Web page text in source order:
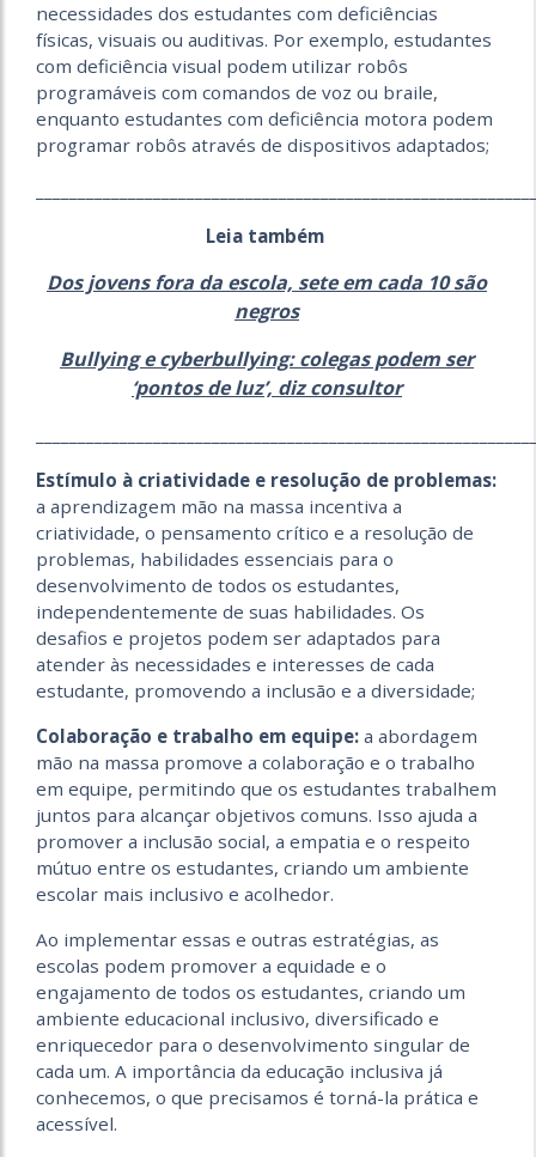
necessidades dos estudantes com deficiências
físicas, visuais ou auditivas. Por exemplo, estudantes
com deficiência visual podem utilizar robôs
programáveis com comandos de voz ou braile,
enquanto estudantes com deficiência motora podem
programar robôs através de dispositivos adaptados;
Leia também
Dos jovens fora da escola, sete em cada 10 são
negros
Bullying e cyberbullying: colegas podem ser
‘pontos de luz’, diz consultor
Estímulo à criatividade e resolução de problemas:
a aprendizagem mão na massa incentiva a
criatividade, o pensamento crítico e a resolução de
problemas, habilidades essenciais para o
desenvolvimento de todos os estudantes,
independentemente de suas habilidades. Os
desafios e projetos podem ser adaptados para
atender às necessidades e interesses de cada
estudante, promovendo a inclusão e a diversidade;
Colaboração e trabalho em equipe: a abordagem
mão na massa promove a colaboração e o trabalho
em equipe, permitindo que os estudantes trabalhem
juntos para alcançar objetivos comuns. Isso ajuda a
promover a inclusão social, a empatia e o respeito
mútuo entre os estudantes, criando um ambiente
escolar mais inclusivo e acolhedor.
Ao implementar essas e outras estratégias, as
escolas podem promover a equidade e o
engajamento de todos os estudantes, criando um
ambiente educacional inclusivo, diversificado e
enriquecedor para o desenvolvimento singular de
cada um. A importância da educação inclusiva já
conhecemos, o que precisamos é torná-la prática e
acessível.